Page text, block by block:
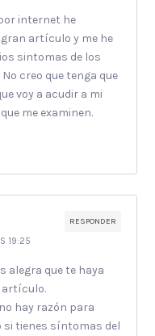
internet he
artículo y me he
sintomas de los
creo que tenga que
voy a acudir a mi
me examinen.
19:25
alegra que te haya
artículo.
hay razón para
si tienes síntomas del
RESPONDER